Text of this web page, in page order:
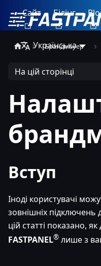
Сайт Білінг
Українська
Брандмауер
На цій сторінці
Вступ
Іноді користувачі
зовнішніх підключень
цій статті показано,
FASTPANEL® лише з